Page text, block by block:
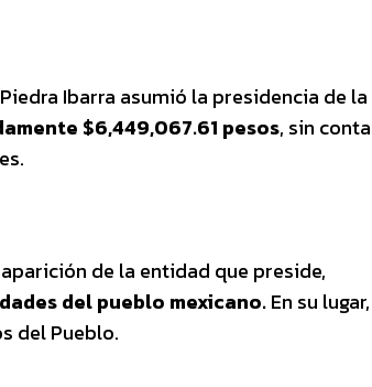
Ibarra asumió la presidencia de la
$6,449,067.61 pesos, sin
de la entidad que preside,
del pueblo mexicano.En su lugar,
del Pueblo.